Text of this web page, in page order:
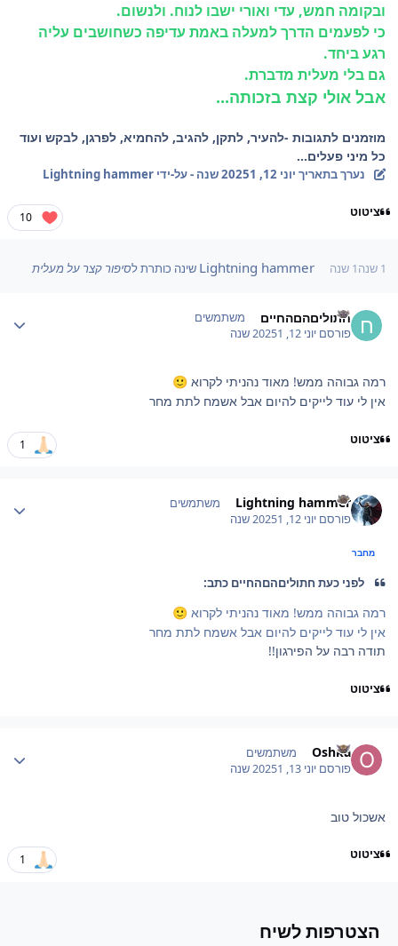
ובקומה חמש, עדי ואורי ישבו לנוח. ולנשום.
כי לפעמים הדרך למעלה באמת עדיפה כשחושבים עליה
רגע ביחד.
גם בלי מעלית מדברת.
אבל אולי קצת בזכותה...
מוזמנים לתגובות -להעיר, לתקן, להגיב, להחמיא, לפרגן, לבקש ועוד
כל מיני פעלים...
נערך בתאריך יוני 12, 2025 1 שנה - על-ידי Lightning hammer
ציטוט 10
1 שנה 1 שנה Lightning hammer שינה כותרת לסיפור קצר על מעלית
חתוליםהםהחיים משתמשים
פורסםיוני 12, 2025 1 שנה
רמה גבוהה ממש! מאוד נהניתי לקרוא 🙂
אין לי עוד לייקים להיום אבל אשמח לתת מחר
ציטוט 1
Lightning hammer משתמשים
פורסםיוני 12, 2025 1 שנה
מחבר
לפני כעת חתוליםהםהחיים כתב:
רמה גבוהה ממש! מאוד נהניתי לקרוא 🙂
אין לי עוד לייקים להיום אבל אשמח לתת מחר
תודה רבה על הפירגון!!
ציטוט
Oshka משתמשים
פורסםיוני 13, 2025 1 שנה
אשכול טוב
ציטוט 1
הצטרפות לשיח